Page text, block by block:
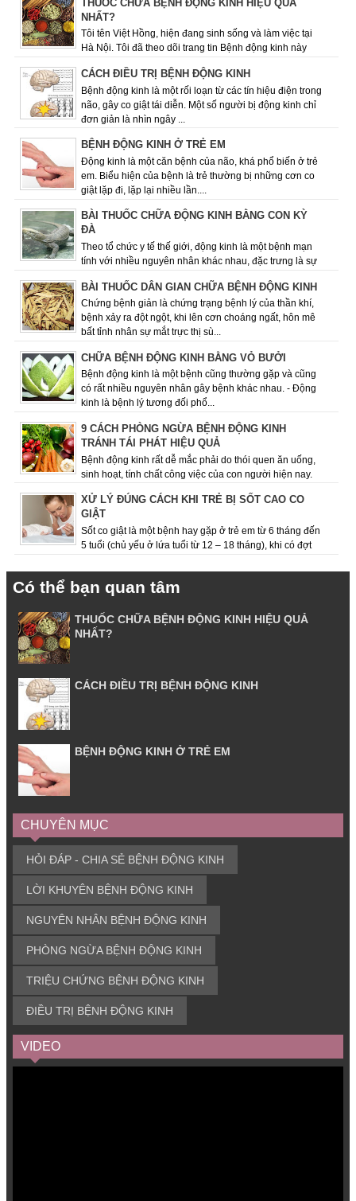
THUỐC CHỮA BỆNH ĐỘNG KINH HIỆU QUẢ
NHẤT?
Tôi tên Việt Hồng, hiện đang sinh sống và làm việc tại
Hà Nội. Tôi đã theo dõi trang tin Bệnh động kinh này
CÁCH ĐIỀU TRỊ BỆNH ĐỘNG KINH
Bệnh động kinh là một rối loạn từ các tín hiệu điện trong
não, gây co giật tái diễn. Một số người bị động kinh chỉ
đơn giản là nhìn ngây ...
BỆNH ĐỘNG KINH Ở TRẺ EM
Động kinh là một căn bệnh của não, khá phổ biến ở trẻ
em. Biểu hiện của bệnh là trẻ thường bị những cơn co
giật lặp đi, lặp lại nhiều lần....
BÀI THUỐC CHỮA ĐỘNG KINH BẰNG CON KỲ
ĐÀ
Theo tổ chức y tế thế giới, động kinh là một bệnh mạn
tính với nhiều nguyên nhân khác nhau­­­­­, đặc trưng là sự
BÀI THUỐC DÂN GIAN CHỮA BỆNH ĐỘNG KINH
Chứng bệnh giản là chứng trạng bệnh lý của thần khí,
bệnh xảy ra đột ngột, khi lên cơn choáng ngất, hôn mê
bất tỉnh nhân sự mắt trực thị sù...
CHỮA BỆNH ĐỘNG KINH BẰNG VỎ BƯỞI
Bệnh động kinh là một bệnh cũng thường gặp và cũng
có rất nhiều nguyên nhân gây bệnh khác nhau. - Động
kinh là bệnh lý tương đối phổ...
9 CÁCH PHÒNG NGỪA BỆNH ĐỘNG KINH
TRÁNH TÁI PHÁT HIỆU QUẢ
Bệnh động kinh rất dễ mắc phải do thói quen ăn uống,
sinh hoạt, tính chất công việc của con người hiện nay.
XỬ LÝ ĐÚNG CÁCH KHI TRẺ BỊ SỐT CAO CO
GIẬT
Sốt co giật là một bệnh hay gặp ở trẻ em từ 6 tháng đến
5 tuổi (chủ yếu ở lứa tuổi từ 12 – 18 tháng), khi có đợt
Có thể bạn quan tâm
THUỐC CHỮA BỆNH ĐỘNG KINH HIỆU QUẢ
NHẤT?
CÁCH ĐIỀU TRỊ BỆNH ĐỘNG KINH
BỆNH ĐỘNG KINH Ở TRẺ EM
CHUYÊN MỤC
HỎI ĐÁP - CHIA SẺ BỆNH ĐỘNG KINH
LỜI KHUYÊN BỆNH ĐỘNG KINH
NGUYÊN NHÂN BỆNH ĐỘNG KINH
PHÒNG NGỪA BỆNH ĐỘNG KINH
TRIỆU CHỨNG BỆNH ĐỘNG KINH
ĐIỀU TRỊ BỆNH ĐỘNG KINH
VIDEO